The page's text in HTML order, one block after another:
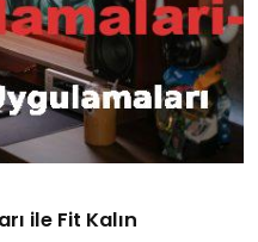
ile Fit Kalın